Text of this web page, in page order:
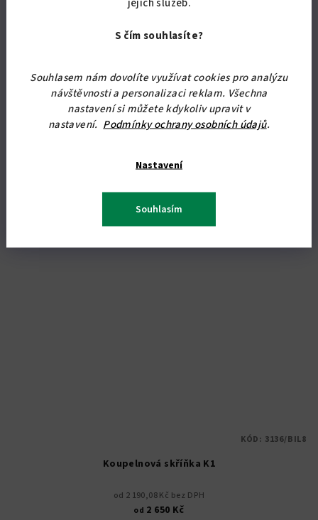
S čím souhlasíte?
Souhlasem nám dovolíte využívat cookies pro analýzu
návštěvnosti a personalizaci reklam. Všechna
nastavení si můžete kdykoliv upravit v
nastavení. Podmínky ochrany osobních údajů.
Nastavení
Souhlasím
od 2 140,50 Kč bez DPH
hodnocení
produktu
je
4,8
hvězdiček.
Detail
Široký výběr barevných kombinací.
Koupelnová skříňka K1
od 2 190,08 Kč bez DPH
od 2 650 Kč
KÓD: 3136/BIL8